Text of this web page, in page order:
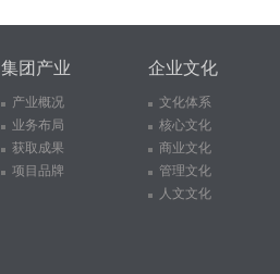
集团产业
产业概况
业务布局
获取成果
项目品牌
企业文化
文化体系
核心文化
商业文化
管理文化
人文文化